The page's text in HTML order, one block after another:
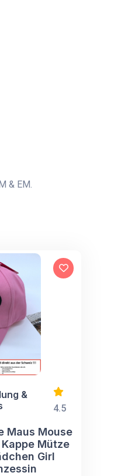
& EM.
&
4.5
Maus Mouse
Mütze
Girl